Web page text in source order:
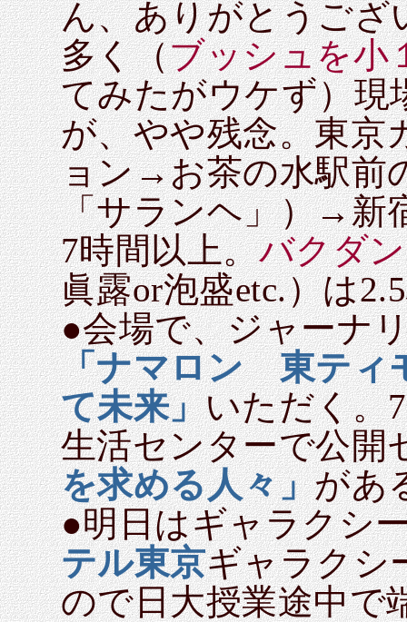
ん、ありがとうござ
多く（ブッシュを小
てみたがウケず）現
が、やや残念。東京
ョン→お茶の水駅前
「サランヘ」）→新
7時間以上。バクダン
眞露or泡盛etc.）は
●会場で、ジャーナ
「ナマロン 東ティ
て未来」いただく。
生活センターで公開
を求める人々」があ
●明日はギャラクシ
テル東京ギャラクシ
ので日大授業途中で